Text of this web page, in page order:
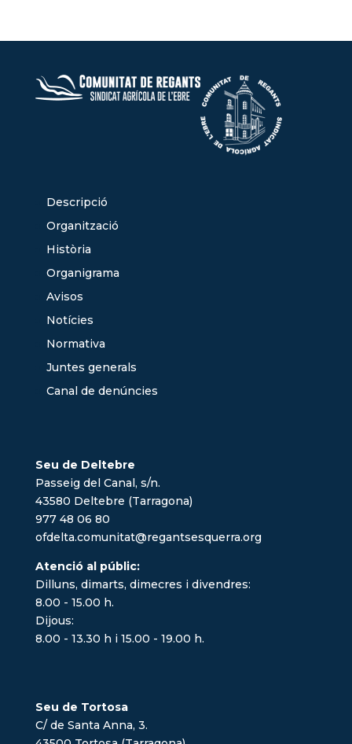
Descripció
Organització
Història
Organigrama
Avisos
Notícies
Normativa
Juntes generals
Canal de denúncies
Seu de Deltebre
Passeig del Canal, s/n.
43580 Deltebre (Tarragona)
977 48 06 80
ofdelta.comunitat@regantsesquerra.org
Atenció al públic:
Dilluns, dimarts, dimecres i divendres:
8.00 - 15.00 h.
Dijous:
8.00 - 13.30 h i 15.00 - 19.00 h.
Seu de Tortosa
C/ de Santa Anna, 3.